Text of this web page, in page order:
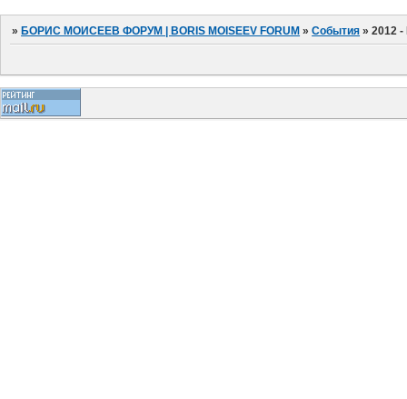
»БОРИС МОИСЕЕВ ФОРУМ | BORIS MOISEEV FORUM »События »2012